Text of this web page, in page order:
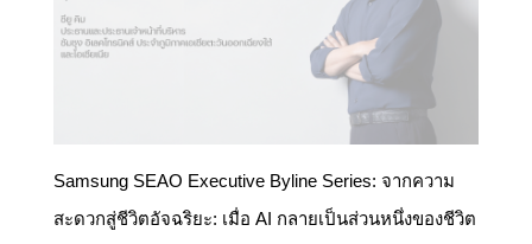
Samsung SEAO Executive Byline Series: จากความ
สะดวกสู่ชีวิตอัจฉริยะ: เมื่อ AI กลายเป็นส่วนหนึ่งของชีวิต